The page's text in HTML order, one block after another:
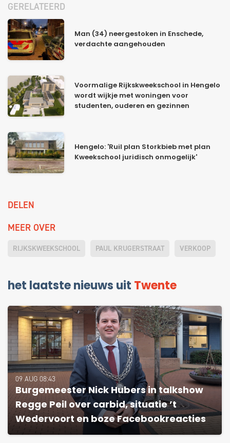
GERELATEERD
Man (34) neergestoken in Enschede,
verdachte aangehouden
Voormalige Rijkskweekschool in Hengelo
wordt wijkje met woningen voor
studenten, ouderen en gezinnen
Hengelo: 'Ruil plan Storkbieb met plan
Kweekschool juridisch onmogelijk'
DELEN
MEER OVER
RIJKSKWEEKSCHOOL PAUL KRUGERSTRAAT VERKOOP
het laatste nieuws uit Twente
09 AUG 08:43
Burgemeester Nick Hubers in talkshow
Regge Peil over carbid, situatie ’t
Wedervoort en boze Facebookreacties